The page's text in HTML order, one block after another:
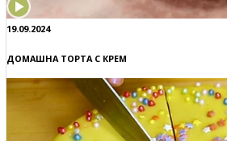
19.09.2024
ДОМАШНА ТОРТА С КРЕМ